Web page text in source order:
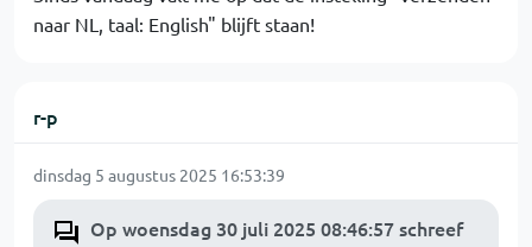
naar NL, taal: English" blijft staan!
r-p
dinsdag 5 augustus 2025 16:53:39
Op woensdag 30 juli 2025 08:46:57 schreef